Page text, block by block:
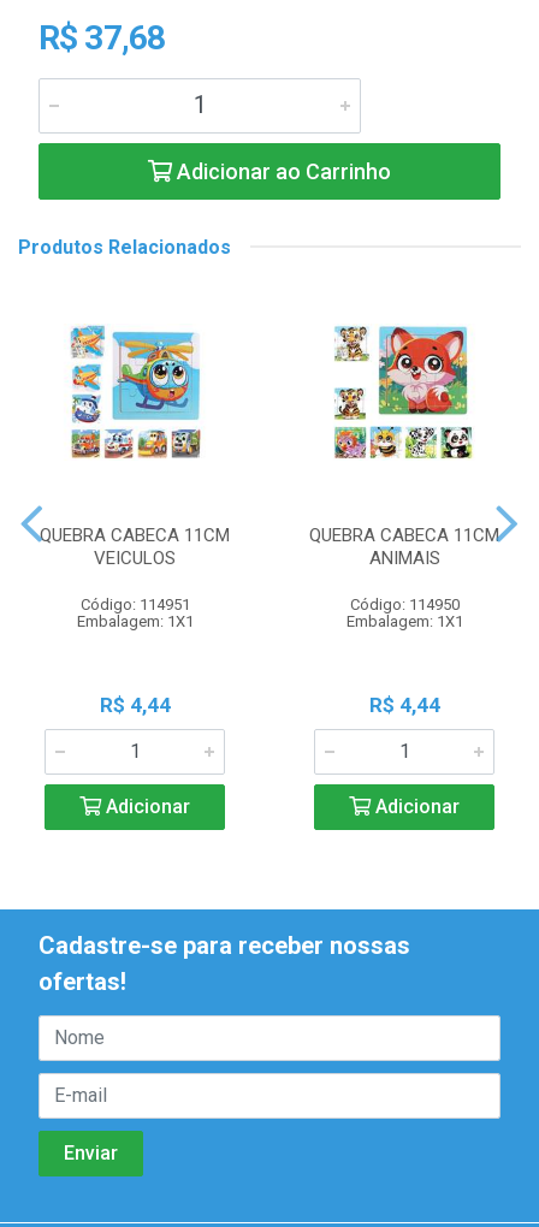
R$ 37,68
Adicionar ao Carrinho
Produtos Relacionados
QUEBRA CABECA 11CM
VEICULOS
Código: 114951
Embalagem: 1X1
R$ 4,44
Adicionar
QUEBRA CABECA 11CM
ANIMAIS
Código: 114950
Embalagem: 1X1
R$ 4,44
Adicionar
Cadastre-se para receber nossas
ofertas!